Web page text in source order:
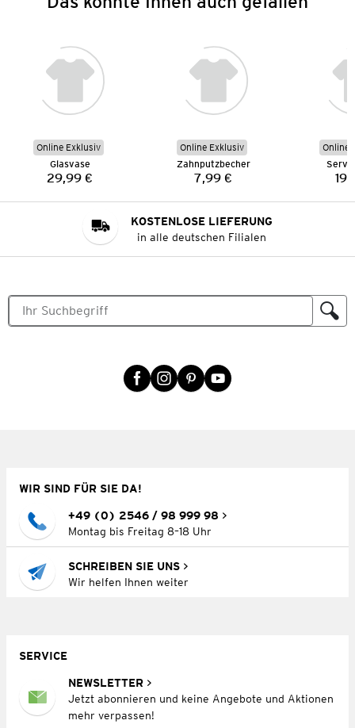
Online Exklusiv
Glasvase
Preis:
29,99 €
Online Exklusiv
Zahnputzbecher
Preis:
7,99 €
Online
KOSTENLOSE LIEFERUNG
in alle deutschen Filialen
WIR SIND FÜR SIE DA!
+49 (0) 2546 / 98 999 98
Montag bis Freitag 8–18 Uhr
SCHREIBEN SIE UNS
Wir helfen Ihnen weiter
SERVICE
NEWSLETTER
Jetzt abonnieren und keine Angebote und Aktionen
mehr verpassen!